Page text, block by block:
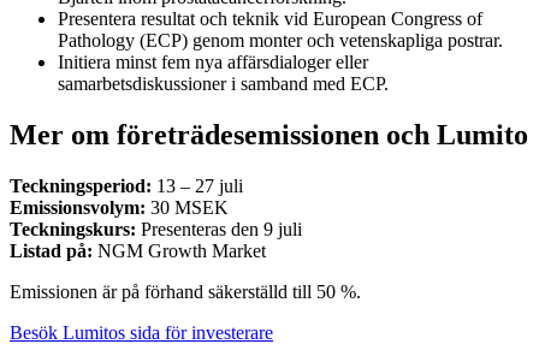
Presentera resultat och teknik vid European Congress of
Pathology (ECP) genom monter och vetenskapliga postrar.
Initiera minst fem nya affärsdialoger eller
samarbetsdiskussioner i samband med ECP.
Mer om företrädesemissionen och Lumito
Teckningsperiod: 13 – 27 juli
Emissionsvolym: 30 MSEK
Teckningskurs: Presenteras den 9 juli
Listad på: NGM Growth Market
Emissionen är på förhand säkerställd till 50 %.
Besök Lumitos sida för investerare